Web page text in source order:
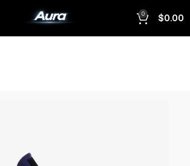
0
$0.00